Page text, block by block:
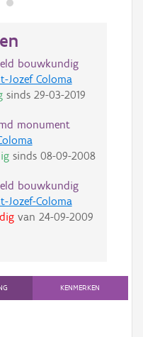
bouwkundig
Jozef Coloma
sinds 29-03-2019
monument
sinds 08-09-2008
bouwkundig
Jozef-Coloma
van 24-09-2009
KENMERKEN